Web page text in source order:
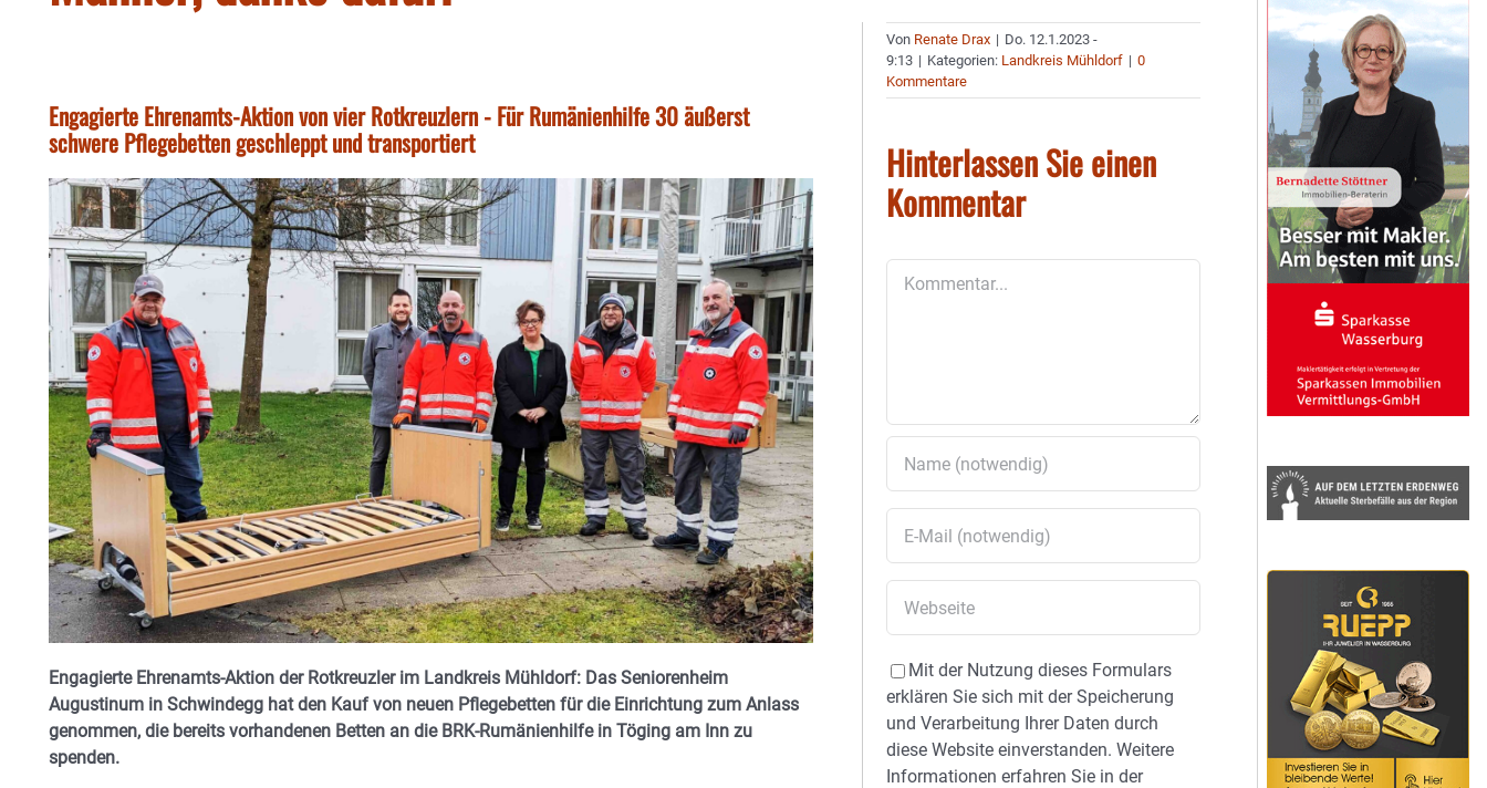
Engagierte Ehrenamts-Aktion von vier Rotkreuzlern - Für Rumänienhilfe 30 äußerst
schwere Pflegebetten geschleppt und transportiert
Engagierte Ehrenamts-Aktion der Rotkreuzler im Landkreis Mühldorf: Das Seniorenheim
Augustinum in Schwindegg hat den Kauf von neuen Pflegebetten für die Einrichtung zum Anlass
genommen, die bereits vorhandenen Betten an die BRK-Rumänienhilfe in Töging am Inn zu
spenden.
Von Renate Drax | Do. 12.1.2023 -
9:13 | Kategorien: Landkreis Mühldorf | 0
Kommentare
Hinterlassen Sie einen
Kommentar
Mit der Nutzung dieses Formulars
erklären Sie sich mit der Speicherung
und Verarbeitung Ihrer Daten durch
diese Website einverstanden. Weitere
Informationen erfahren Sie in der